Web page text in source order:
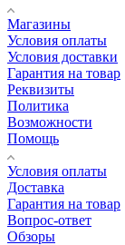
Магазины
Условия оплаты
Условия доставки
Гарантия на товар
Реквизиты
Политика
Возможности
Помощь
Условия оплаты
Доставка
Гарантия на товар
Вопрос-ответ
Обзоры